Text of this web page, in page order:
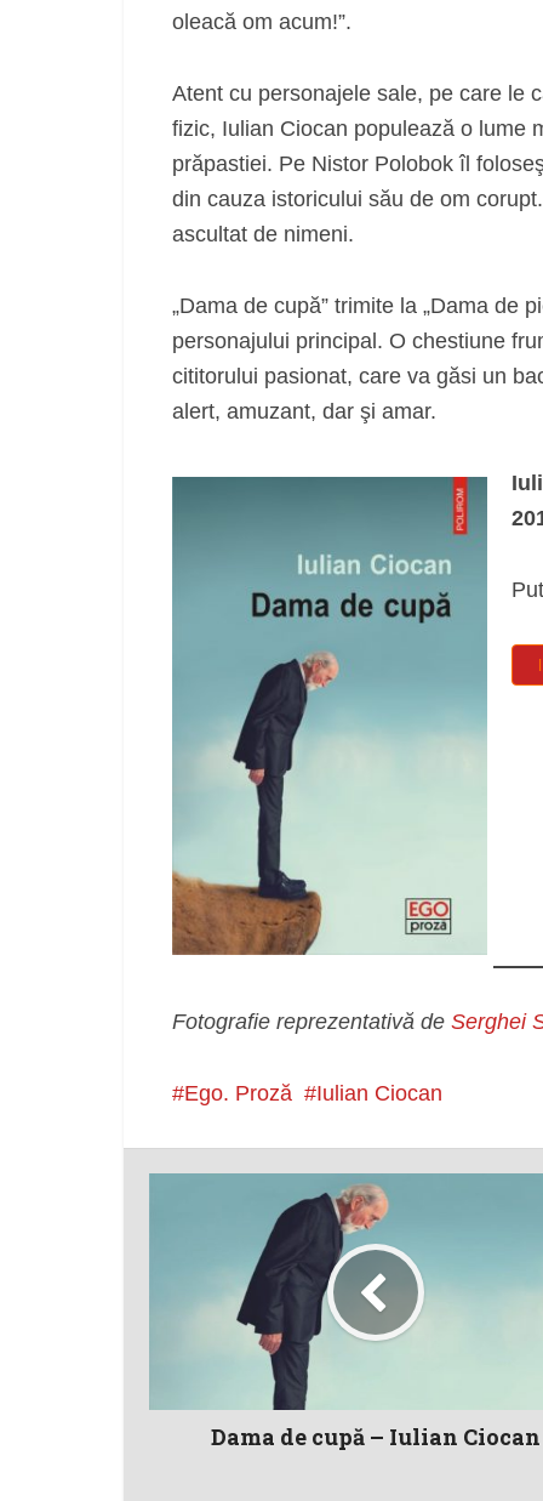
oleacă om acum!”.
Atent cu personajele sale, pe care le
fizic, Iulian Ciocan populează o lume
prăpastiei. Pe Nistor Polobok îl
din cauza istoricului său de om
ascultat de nimeni.
„Dama de cupă” trimite la „Dama de
personajului principal. O chestiune
cititorului pasionat, care va găsi un
alert, amuzant, dar şi amar.
Fotografie reprezentativă de Serghei
Ego. Proză Iulian Ciocan
Dama de cupă – Iulian Ciocan